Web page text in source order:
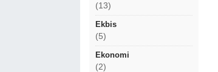
(13)
Ekbis
(5)
Ekonomi
(2)